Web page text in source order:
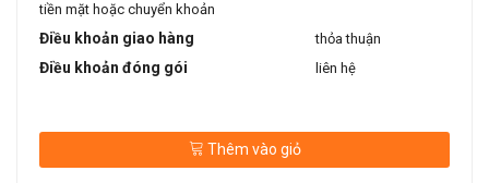
tiền mặt hoặc chuyển khoản
Điều khoản giao hàng thỏa thuận
Điều khoản đóng gói liên hệ
Thêm vào giỏ